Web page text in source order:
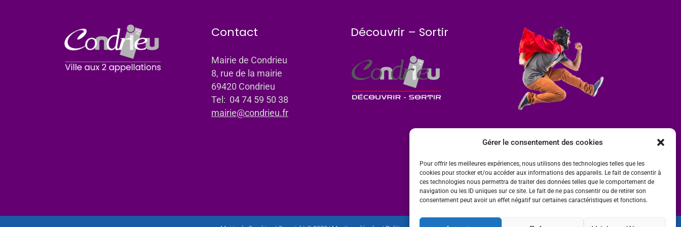
Gérer le consentement des cookies
Pour offrir les meilleures expériences, nous utilisons des technologies telles que les
cookies pour stocker et/ou accéder aux informations des appareils. Le fait de consentir à
ces technologies nous permettra de traiter des données telles que le comportement de
navigation ou les ID uniques sur ce site. Le fait de ne pas consentir ou de retirer son
consentement peut avoir un effet négatif sur certaines caractéristiques et fonctions.
Contact
Mairie de Condrieu
8, rue de la mairie
69420 Condrieu
Tel: 04 74 59 50 38
mairie@condrieu.fr
Découvrir – Sortir